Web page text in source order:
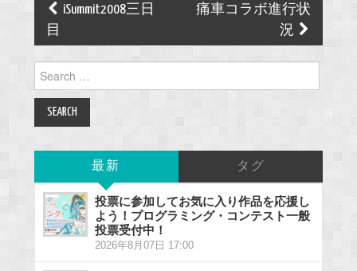
Post
navigation
iSummit2008三日
目
痛車コラボ進行状
況
for:
最新 タグ
投票に参加してお気に入り作品を応援し
よう！プログラミング・コンテスト一般
投票受付中！
2026年8月07日 17:00